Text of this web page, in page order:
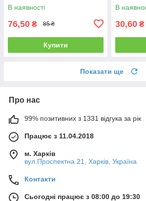
В наявності
76,50 ₴ 85 ₴
Купити
В
30,60 ₴
Показати ще
Про нас
99% позитивних з 1331 відгука за рік
Працює з 11.04.2018
м. Харків
вул.Проспектна 21, Харків, Україна
Контакти
Сьогодні працює з 08:00 до 19:30